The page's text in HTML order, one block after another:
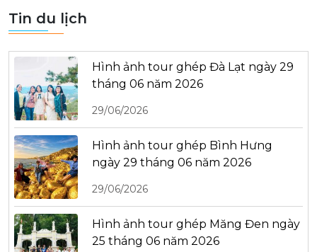
Tin du lịch
Hình ảnh tour ghép Đà Lạt ngày 29
tháng 06 năm 2026
29/06/2026
Hình ảnh tour ghép Bình Hưng
ngày 29 tháng 06 năm 2026
29/06/2026
Hình ảnh tour ghép Măng Đen ngày
25 tháng 06 năm 2026